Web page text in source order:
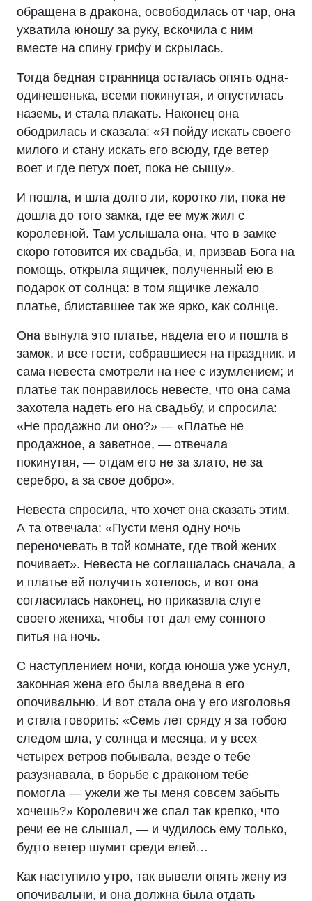
обращена в дракона, освободилась от чар, она
ухватила юношу за руку, вскочила с ним
вместе на спину грифу и скрылась.
Тогда бедная странница осталась опять одна-
одинешенька, всеми покинутая, и опустилась
наземь, и стала плакать. Наконец она
ободрилась и сказала: «Я пойду искать своего
милого и стану искать его всюду, где ветер
воет и где петух поет, пока не сыщу».
И пошла, и шла долго ли, коротко ли, пока не
дошла до того замка, где ее муж жил с
королевной. Там услышала она, что в замке
скоро готовится их свадьба, и, призвав Бога на
помощь, открыла ящичек, полученный ею в
подарок от солнца: в том ящичке лежало
платье, блиставшее так же ярко, как солнце.
Она вынула это платье, надела его и пошла в
замок, и все гости, собравшиеся на праздник, и
сама невеста смотрели на нее с изумлением; и
платье так понравилось невесте, что она сама
захотела надеть его на свадьбу, и спросила:
«Не продажно ли оно?» — «Платье не
продажное, а заветное, — отвечала
покинутая, — отдам его не за злато, не за
серебро, а за свое добро».
Невеста спросила, что хочет она сказать этим.
А та отвечала: «Пусти меня одну ночь
переночевать в той комнате, где твой жених
почивает». Невеста не соглашалась сначала, а
и платье ей получить хотелось, и вот она
согласилась наконец, но приказала слуге
своего жениха, чтобы тот дал ему сонного
питья на ночь.
С наступлением ночи, когда юноша уже уснул,
законная жена его была введена в его
опочивальню. И вот стала она у его изголовья
и стала говорить: «Семь лет сряду я за тобою
следом шла, у солнца и месяца, и у всех
четырех ветров побывала, везде о тебе
разузнавала, в борьбе с драконом тебе
помогла — ужели же ты меня совсем забыть
хочешь?» Королевич же спал так крепко, что
речи ее не слышал, — и чудилось ему только,
будто ветер шумит среди елей…
Как наступило утро, так вывели опять жену из
опочивальни, и она должна была отдать